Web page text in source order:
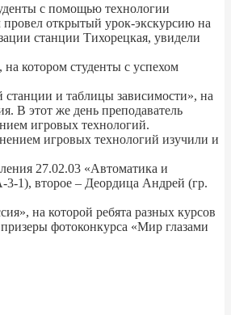
с помощью технологии
провел открытый урок-экскурсию на
станции Тихорецкая, увидели
котором студенты с успехом
и таблицы зависимости», на
В этот же день преподаватель
игровых технологий.
игровых технологий изучили и
27.02.03 «Автоматика и
3-1), второе – Деордица Андрей (гр.
на которой ребята разных курсов
фотоконкурса «Мир глазами